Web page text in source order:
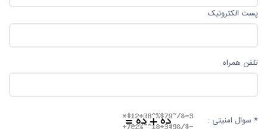
پست الکترونیک
تلفن همراه
* سوال امنیتی :